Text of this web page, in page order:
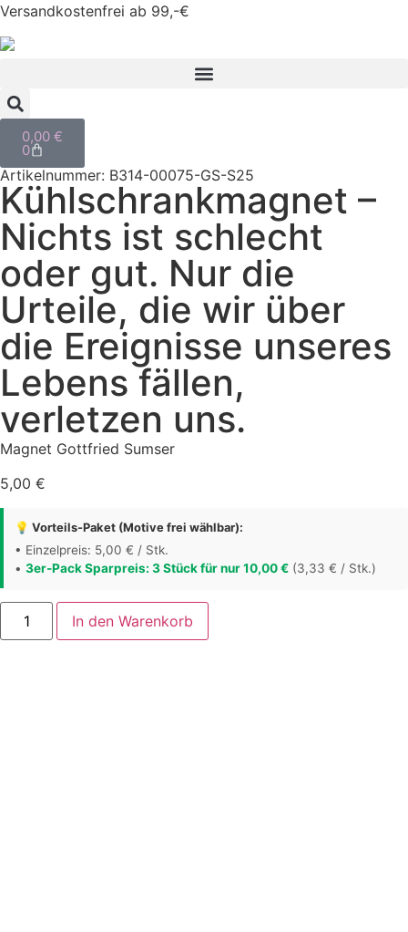
Versandkostenfrei ab 99,-€
0,00 €
0
Artikelnummer: B314-00075-GS-S25
Kühlschrankmagnet –
Nichts ist schlecht
oder gut. Nur die
Urteile, die wir über
die Ereignisse unseres
Lebens fällen,
verletzen uns.
Magnet Gottfried Sumser
5,00 €
💡 Vorteils-Paket (Motive frei wählbar):
• Einzelpreis: 5,00 € / Stk.
• 3er-Pack Sparpreis: 3 Stück für nur 10,00 € (3,33 € / Stk.)
In den Warenkorb